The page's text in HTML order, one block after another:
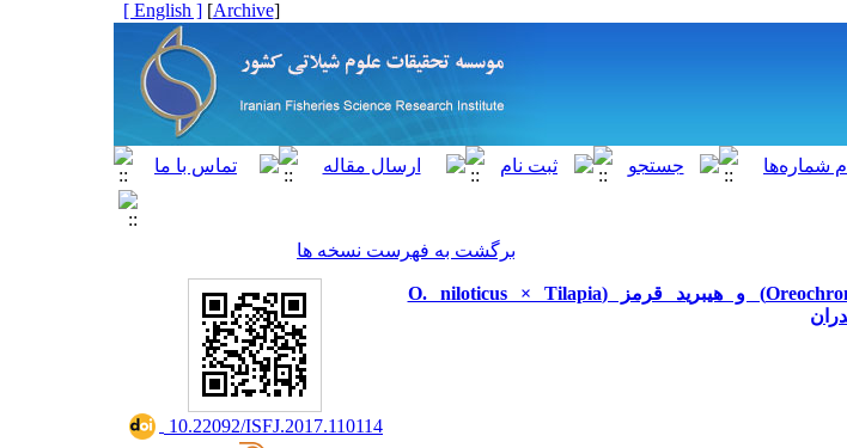
[
Archive
]
[ English ]
برگشت به فهرست نسخه ها
بازارپسندی فیله‌ی تیلاپیای سیاه(نیل) (Oreochromis niloticus) و هیبرید قرمز (O. niloticus × Tilapia
‎ 10.22092/ISFJ.2017.110114